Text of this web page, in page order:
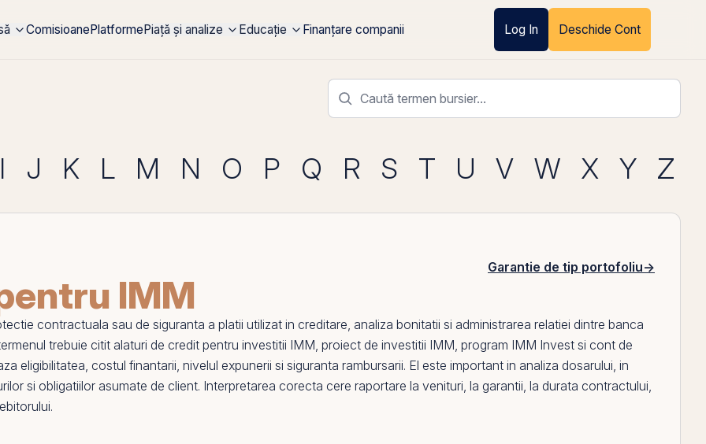
ComisioanePlatformePiață și analize Educație Finanțare companii Log In Deschide Cont
I J K L M N O P Q R S T U V W X Y Z
Garantie de tip portofoliu→
IMM
contractuala sau de siguranta a platii utilizat in creditare, analiza bonitatii si administrarea relatiei dintre banca
trebuie citit alaturi de credit pentru investitii IMM, proiect de investitii IMM, program IMM Invest si cont de
eligibilitatea, costul finantarii, nivelul expunerii si siguranta rambursarii. El este important in analiza dosarului, in
si obligatiilor asumate de client. Interpretarea corecta cere raportare la venituri, la garantii, la durata contractului,